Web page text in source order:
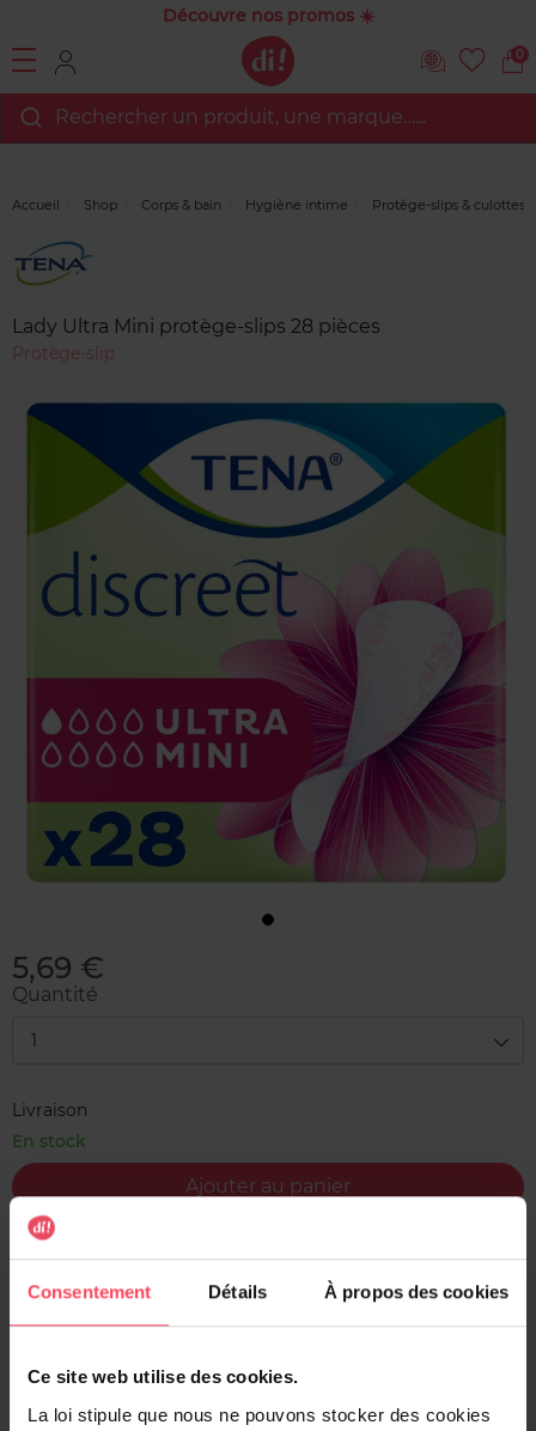
Consentement Détails À propos des cookies
Ce site web utilise des cookies.
La loi stipule que nous ne pouvons stocker des cookies
Découvre nos promos ☀️
0
Rechercher un produit, une marque…...
Accueil Shop Corps & bain Hygiène intime Protège-slips & culottes
Marque
Lady Ultra Mini protège-slips 28 pièces
Protège-slip
5,69 €
Quantité
1
Livraison
En stock
Ajouter au panier
Retour gratuit dans votre magasin